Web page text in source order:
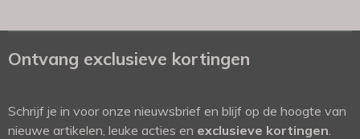
Ontvang exclusieve kortingen
Schrijf je in voor onze nieuwsbrief en blijf op de hoogte van
nieuwe artikelen, leuke acties en exclusieve kortingen